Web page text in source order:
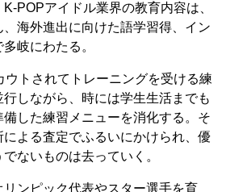
POPアイドル業界の教育内容は、
海外進出に向けた語学習得、イン
岐にわたる。
トされてトレーニングを受ける練
しながら、時には学生生活までも
した練習メニューを消化する。そ
よる査定でふるいにかけられ、優
ないものは去っていく。
ンピック代表やスター選手を育